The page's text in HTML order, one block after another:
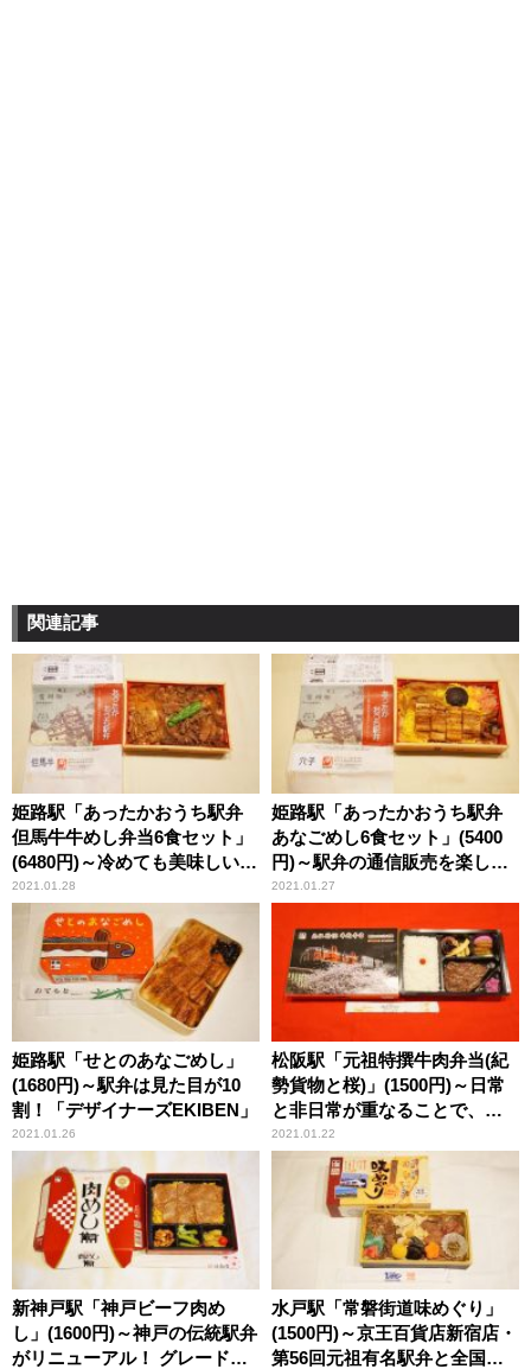
関連記事
姫路駅「あったかおうち駅弁
但馬牛牛めし弁当6食セット」
(6480円)～冷めても美味しい駅
弁から、「温めても美味し
い」冷凍駅弁を作る！
2021.01.28
姫路駅「あったかおうち駅弁
あなごめし6食セット」(5400
円)～駅弁の通信販売を楽しも
う！ 我が家で旅気分！
2021.01.27
姫路駅「せとのあなごめし」
(1680円)～駅弁は見た目が10
割！「デザイナーズEKIBEN」
2021.01.26
松阪駅「元祖特撰牛肉弁当(紀
勢貨物と桜)」(1500円)～日常
と非日常が重なることで、一
層輝く伝統駅弁！
2021.01.22
新神戸駅「神戸ビーフ肉め
し」(1600円)～神戸の伝統駅弁
がリニューアル！ グレードア
水戸駅「常磐街道味めぐり」
(1500円)～京王百貨店新宿店・
第56回元祖有名駅弁と全国う